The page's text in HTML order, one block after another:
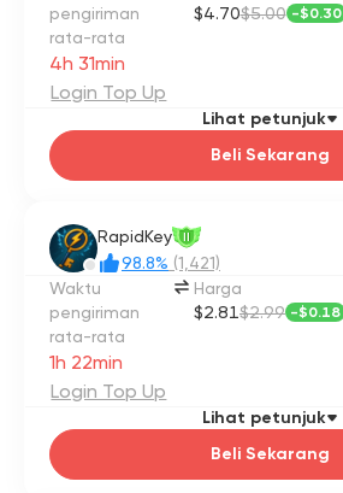
pengiriman
rata-rata
4h 31min
Login Top Up
$4.70$5.00 -$0.30
Beli Sekarang
Lihat petunjuk
RapidKey II
98.8% (1,421)
Waktu
pengiriman
rata-rata
1h 22min
Login Top Up
Harga
$2.81$2.99 -$0.18
Beli Sekarang
Lihat petunjuk